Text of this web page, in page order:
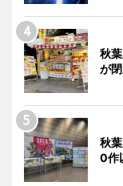
秋
が
秋
0作